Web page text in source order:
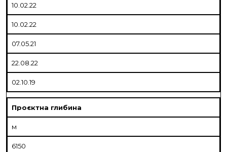
10.02.22
10.02.22
07.05.21
22.08.22
02.10.19
Проєктна глибина
м
6150